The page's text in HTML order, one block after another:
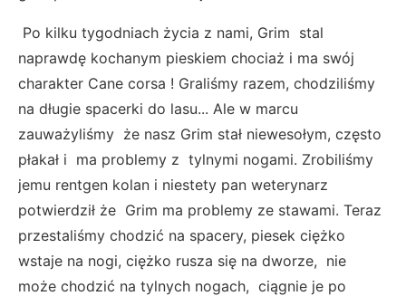
Po kilku tygodniach życia z nami, Grim stal
naprawdę kochanym pieskiem chociaż i ma swój
charakter Cane corsa ! Graliśmy razem, chodziliśmy
na długie spacerki do lasu... Ale w marcu
zauważyliśmy że nasz Grim stał niewesołym, często
płakał i ma problemy z tylnymi nogami. Zrobiliśmy
jemu rentgen kolan i niestety pan weterynarz
potwierdził że Grim ma problemy ze stawami. Teraz
przestaliśmy chodzić na spacery, piesek ciężko
wstaje na nogi, ciężko rusza się na dworze, nie
może chodzić na tylnych nogach, ciągnie je po